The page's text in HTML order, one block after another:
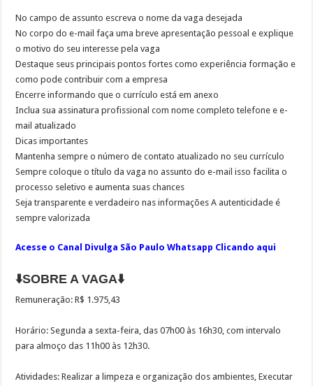
No campo de assunto escreva o nome da vaga desejada
No corpo do e-mail faça uma breve apresentação pessoal e explique
o motivo do seu interesse pela vaga
Destaque seus principais pontos fortes como experiência formação e
como pode contribuir com a empresa
Encerre informando que o currículo está em anexo
Inclua sua assinatura profissional com nome completo telefone e e-
mail atualizado
Dicas importantes
Mantenha sempre o número de contato atualizado no seu currículo
Sempre coloque o título da vaga no assunto do e-mail isso facilita o
processo seletivo e aumenta suas chances
Seja transparente e verdadeiro nas informações A autenticidade é
sempre valorizada
Acesse o Canal Divulga São Paulo Whatsapp Clicando aqui
⬇️SOBRE A VAGA⬇️
Remuneração: R$ 1.975,43
Horário: Segunda a sexta-feira, das 07h00 às 16h30, com intervalo
para almoço das 11h00 às 12h30.
Atividades: Realizar a limpeza e organização dos ambientes, Executar